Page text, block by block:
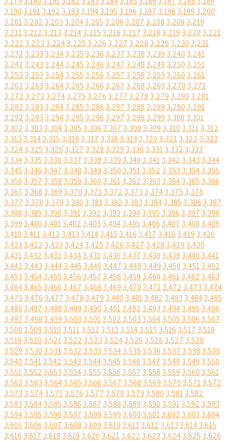
3,190 3,1913,192 3,193 3,1943,195 3,196 3,197 3,198 3,199 3,200
3,2013,202 3,203 3,2043,205 3,206 3,207 3,208 3,209 3,210
3,2113,212 3,213 3,2143,215 3,216 3,217 3,218 3,219 3,220 3,221
3,222 3,223 3,2243,225 3,226 3,227 3,228 3,229 3,230 3,231
3,232 3,233 3,2343,235 3,236 3,237 3,238 3,239 3,240 3,241
3,242 3,243 3,2443,245 3,246 3,247 3,248 3,249 3,250 3,251
3,252 3,253 3,2543,255 3,256 3,257 3,258 3,259 3,260 3,261
3,262 3,263 3,2643,265 3,266 3,267 3,268 3,269 3,270 3,271
3,272 3,273 3,2743,275 3,276 3,277 3,278 3,279 3,280 3,281
3,282 3,283 3,2843,285 3,286 3,287 3,288 3,289 3,290 3,291
3,292 3,293 3,2943,295 3,296 3,297 3,298 3,299 3,300 3,301
3,302 3,303 3,3043,305 3,306 3,307 3,308 3,309 3,310 3,3113,312
3,313 3,3143,315 3,316 3,317 3,318 3,319 3,320 3,3213,322 3,323
3,3243,325 3,326 3,327 3,328 3,329 3,330 3,3313,332 3,333
3,3343,335 3,336 3,337 3,338 3,339 3,340 3,3413,342 3,343 3,344
3,345 3,346 3,347 3,348 3,349 3,350 3,3513,352 3,353 3,3543,355
3,356 3,357 3,358 3,359 3,360 3,3613,362 3,363 3,3643,365 3,366
3,367 3,368 3,369 3,370 3,3713,372 3,373 3,3743,375 3,376
3,377 3,378 3,379 3,380 3,3813,382 3,383 3,3843,385 3,386 3,387
3,388 3,389 3,390 3,3913,392 3,393 3,3943,395 3,396 3,397 3,398
3,399 3,400 3,4013,402 3,403 3,4043,405 3,406 3,407 3,408 3,409
3,410 3,4113,412 3,413 3,4143,415 3,416 3,417 3,418 3,419 3,420
3,4213,422 3,423 3,4243,425 3,426 3,427 3,428 3,429 3,430
3,4313,432 3,433 3,4343,435 3,436 3,437 3,438 3,439 3,440 3,441
3,442 3,443 3,4443,445 3,446 3,447 3,448 3,449 3,450 3,4513,452
3,453 3,4543,455 3,456 3,457 3,458 3,459 3,460 3,4613,462 3,463
3,4643,465 3,466 3,467 3,468 3,469 3,470 3,4713,472 3,473 3,474
3,475 3,476 3,477 3,478 3,479 3,480 3,4813,482 3,483 3,4843,485
3,486 3,487 3,488 3,489 3,490 3,4913,492 3,493 3,4943,495 3,496
3,497 3,498 3,499 3,500 3,5013,502 3,503 3,5043,505 3,506 3,507
3,508 3,509 3,510 3,5113,512 3,513 3,5143,515 3,516 3,517 3,518
3,519 3,520 3,5213,522 3,523 3,5243,525 3,526 3,527 3,528
3,529 3,530 3,5313,532 3,533 3,5343,535 3,536 3,537 3,538 3,539
3,540 3,5413,542 3,543 3,5443,545 3,546 3,547 3,548 3,549 3,550
3,5513,552 3,553 3,5543,555 3,556 3,557 3,558 3,559 3,560 3,561
3,562 3,563 3,5643,565 3,566 3,567 3,568 3,569 3,570 3,5713,572
3,573 3,5743,575 3,576 3,577 3,578 3,579 3,580 3,5813,582
3,583 3,5843,585 3,586 3,587 3,588 3,589 3,590 3,5913,592 3,593
3,5943,595 3,596 3,597 3,598 3,599 3,600 3,6013,602 3,603 3,604
3,605 3,606 3,607 3,608 3,609 3,610 3,6113,612 3,613 3,6143,615
3,616 3,617 3,618 3,619 3,620 3,6213,622 3,623 3,6243,625 3,626